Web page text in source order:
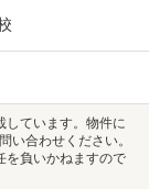
しています。物件に
い合わせください。
を負いかねますので